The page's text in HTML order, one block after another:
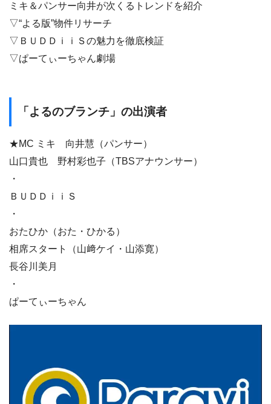
ミキ＆パンサー向井が次くるトレンドを紹介
▽“よる版”物件リサーチ
▽ＢＵＤＤｉｉＳの魅力を徹底検証
▽ぱーてぃーちゃん劇場
「よるのブランチ」の出演者
★MC ミキ 向井慧（パンサー）
山口貴也 野村彩也子（TBSアナウンサー）
・
ＢＵＤＤｉｉＳ
・
おたひか（おた・ひかる）
相席スタート（山﨑ケイ・山添寛）
長谷川美月
・
ぱーてぃーちゃん